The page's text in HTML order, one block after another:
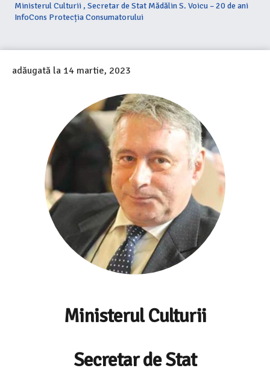
Ministerul Culturii , Secretar de Stat Mădălin S. Voicu – 20 de ani
InfoCons Protecția Consumatorului
adăugată la 14 martie, 2023
Ministerul Culturii
Secretar de Stat